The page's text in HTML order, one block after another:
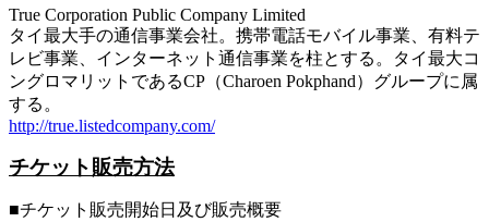
True Corporation Public Company Limited
タイ最大手の通信事業会社。携帯電話モバイル事業、有料テ
レビ事業、インターネット通信事業を柱とする。タイ最大コ
ングロマリットであるCP（Charoen Pokphand）グループに属
する。
http://true.listedcompany.com/
チケット販売方法
■チケット販売開始日及び販売概要